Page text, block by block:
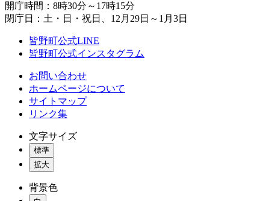
開庁時間：8時30分～17時15分
閉庁日：土・日・祝日、12月29日～1月3日
皆野町公式LINE
皆野町公式インスタグラム
お問い合わせ
ホームページについて
サイトマップ
リンク集
文字サイズ
標準
拡大
背景色